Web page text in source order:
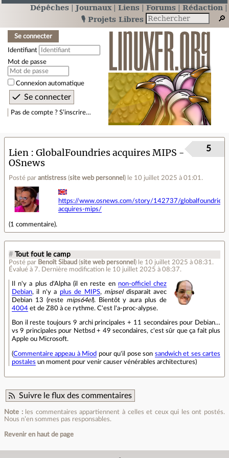
Dépêches Journaux Liens Forums
Rédaction
🎙️ Projets Libres
Se connecter
Identifiant
Mot de passe
Connexion automatique
Pas de compte ? S’inscrire…
Lien
GlobalFoundries acquires MIPS -
OSnews
Posté par antistress (site web personnel ) le 10 juillet 2025 à 01:01 .
5
https://www.osnews.com/story/142737/globalfoundries-
acquires-mips/
(1 commentaire).
# Tout fout le camp
Posté par Benoît Sibaud (site web personnel ) le 10 juillet 2025 à 08:31 .
Évalué à 7. Dernière modification le 10 juillet 2025 à 08:37.
Il n'y a plus d'Alpha (il en reste en non-officiel chez
Debian, il n'y a plus de MIPS, mipseldisparait avec
Debian 13 (reste mips64el). Bientôt y aura plus de
4004 et de Z80 à ce rythme. C'est l'a-proc-alypse.
Bon il reste toujours 9 archi principales + 11 secondaires pour Debian…
vs 9 principales pour Netbsd + 49 secondaires, c'est sûr que ça fait plus
Apple ou Microsoft.
(Commentaire appeau à Miod pour qu'il pose son sandwich et ses cartes
postales un moment pour venir causer vénérables architectures)
Suivre le flux des commentaires
Note :les commentaires appartiennent à celles et ceux qui les ont postés.
Nous n’en sommes pas responsables.
Revenir en haut de page